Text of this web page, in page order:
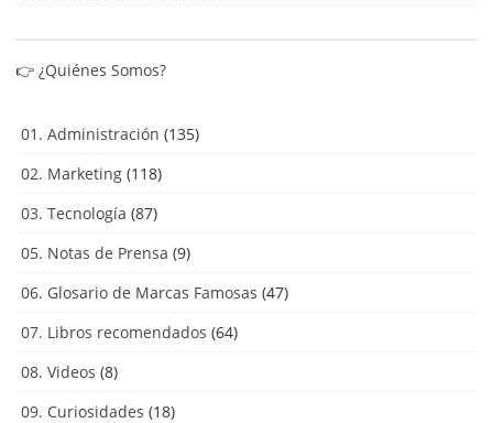
👉 ¿Quiénes Somos?
01. Administración (135)
02. Marketing (118)
03. Tecnología (87)
05. Notas de Prensa (9)
06. Glosario de Marcas Famosas (47)
07. Libros recomendados (64)
08. Videos (8)
09. Curiosidades (18)